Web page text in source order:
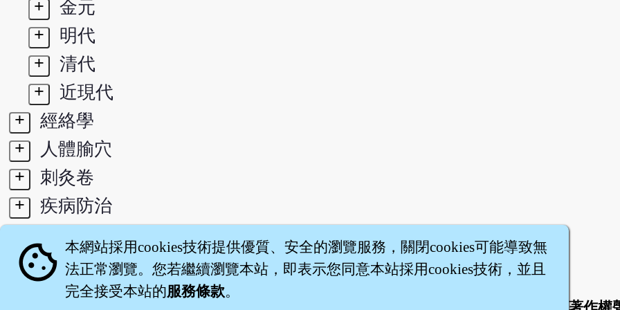
+
金元
+
明代
+
清代
+
近現代
+
經絡學
+
人體腧穴
+
刺灸卷
+
疾病防治
針刺麻醉
+ 索引
著作權
cookie 本網站採用cookies技術提供優質、安全的瀏覽服務，關閉cookies可能導致無
法正常瀏覽。您若繼續瀏覽本站，即表示您同意本站採用cookies技術，並且
完全接受本站的服務條款。